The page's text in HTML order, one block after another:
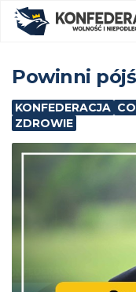
Powinni
KONFEDERACJA
ZDROWIE